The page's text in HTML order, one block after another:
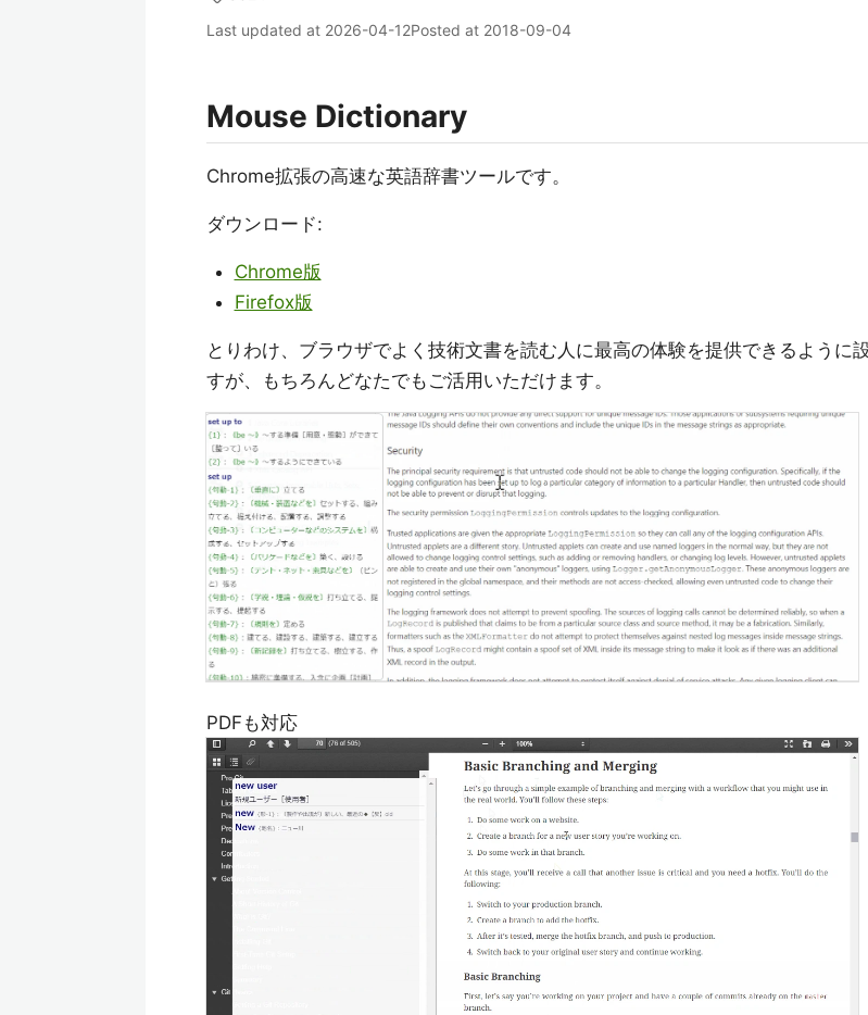
Last updated at 2026-04-12Posted at 2018-09-04
Mouse Dictionary
Chrome拡張の高速な英語辞書ツールです。
ダウンロード:
Chrome版
Firefox版
とりわけ、ブラウザでよく技術文書を読む人に最高の体験を提供できるように
すが、もちろんどなたでもご活用いただけます。
PDFも対応